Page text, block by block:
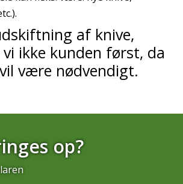
af knive,
ikke kunden først, da
være nødvendigt.
op?